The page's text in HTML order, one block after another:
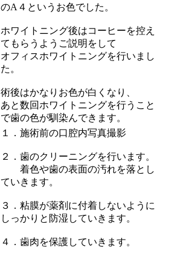
のA４というお色でした。
ホワイトニング後はコーヒーを控え
てもらうようご説明をして
オフィスホワイトニングを行いまし
た。
術後はかなりお色が白くなり、
あと数回ホワイトニングを行うこと
で歯の色が馴染んできます。
１．施術前の口腔内写真撮影
２．歯のクリーニングを行います。
着色や歯の表面の汚れを落とし
ていきます。
３．粘膜が薬剤に付着しないように
しっかりと防湿していきます。
４．歯肉を保護していきます。